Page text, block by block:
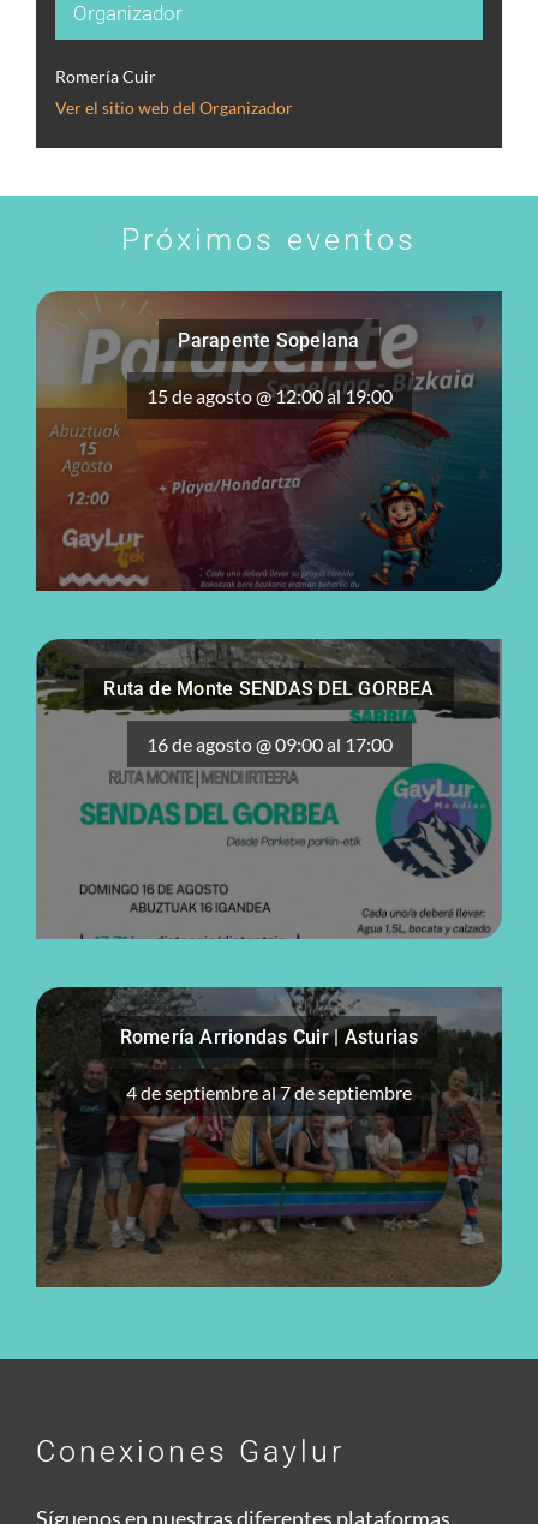
Organizador
Romería Cuir
Ver el sitio web del Organizador
Próximos eventos
Parapente Sopelana
15 de agosto @ 12:00al19:00
Ruta de Monte SENDAS DEL GORBEA
16 de agosto @ 09:00al 17:00
Romería Arriondas Cuir | Asturias
4 de septiembreal7 de septiembre
Conexiones Gaylur
Síguenos en nuestras diferentes plataformas.